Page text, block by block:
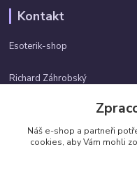
Kontakt
Esoterik-shop
Richard Záhrobský
info@esoterik-shop.cz
Náš e-shop a partneři
cookies, aby Vám mohli